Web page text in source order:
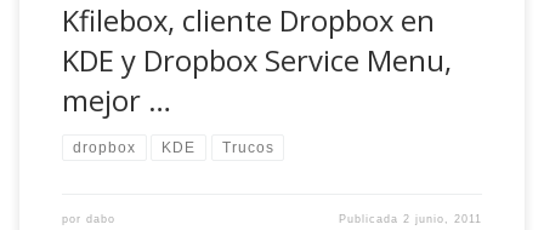
Kfilebox, cliente Dropbox en
KDE y Dropbox Service Menu,
mejor …
dropbox KDE Trucos
por dabo Publicada2 junio, 2011